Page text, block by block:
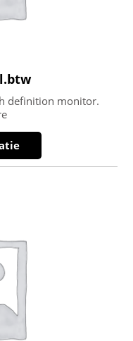
definition monitor.